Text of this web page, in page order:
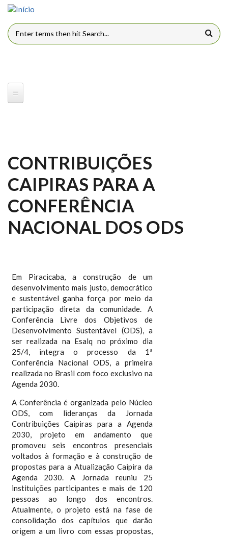
Pular para o conteúdo principal
FORMULÁRIO DE BUSCA
CONTRIBUIÇÕES
CAIPIRAS PARA A
CONFERÊNCIA
NACIONAL DOS ODS
Em Piracicaba, a construção de um
desenvolvimento mais justo, democrático
e sustentável ganha força por meio da
participação direta da comunidade. A
Conferência Livre dos Objetivos de
Desenvolvimento Sustentável (ODS), a
ser realizada na Esalq no próximo dia
25/4, integra o processo da 1ª
Conferência Nacional ODS, a primeira
realizada no Brasil com foco exclusivo na
Agenda 2030.
A Conferência é organizada pelo Núcleo
ODS, com lideranças da Jornada
Contribuições Caipiras para a Agenda
2030, projeto em andamento que
promoveu seis encontros presenciais
voltados à formação e à construção de
propostas para a Atualização Caipira da
Agenda 2030. A Jornada reuniu 25
instituições participantes e mais de 120
pessoas ao longo dos encontros.
Atualmente, o projeto está na fase de
consolidação dos capítulos que darão
origem a um livro com essas propostas,